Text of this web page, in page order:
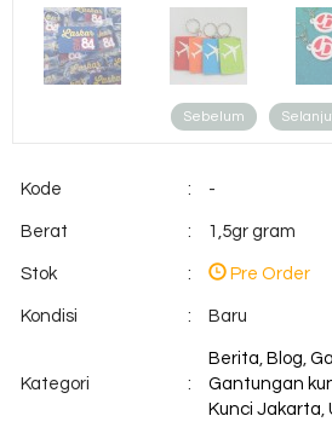
Sebelum
Kode : -
Berat : 1,5gr gram
Stok : Pre Order
Kondisi : Baru
Kategori :
Berita, Blog,
Gantungan
Kunci Jakarta,